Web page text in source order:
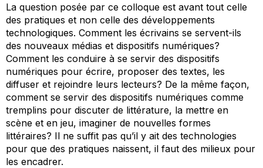
La question posée par ce colloque est avant tout celle
des pratiques et non celle des développements
technologiques. Comment les écrivains se servent-ils
des nouveaux médias et dispositifs numériques?
Comment les conduire à se servir des dispositifs
numériques pour écrire, proposer des textes, les
diffuser et rejoindre leurs lecteurs? De la même façon,
comment se servir des dispositifs numériques comme
tremplins pour discuter de littérature, la mettre en
scène et en jeu, imaginer de nouvelles formes
littéraires? Il ne suffit pas qu’il y ait des technologies
pour que des pratiques naissent, il faut des milieux pour
les encadrer.